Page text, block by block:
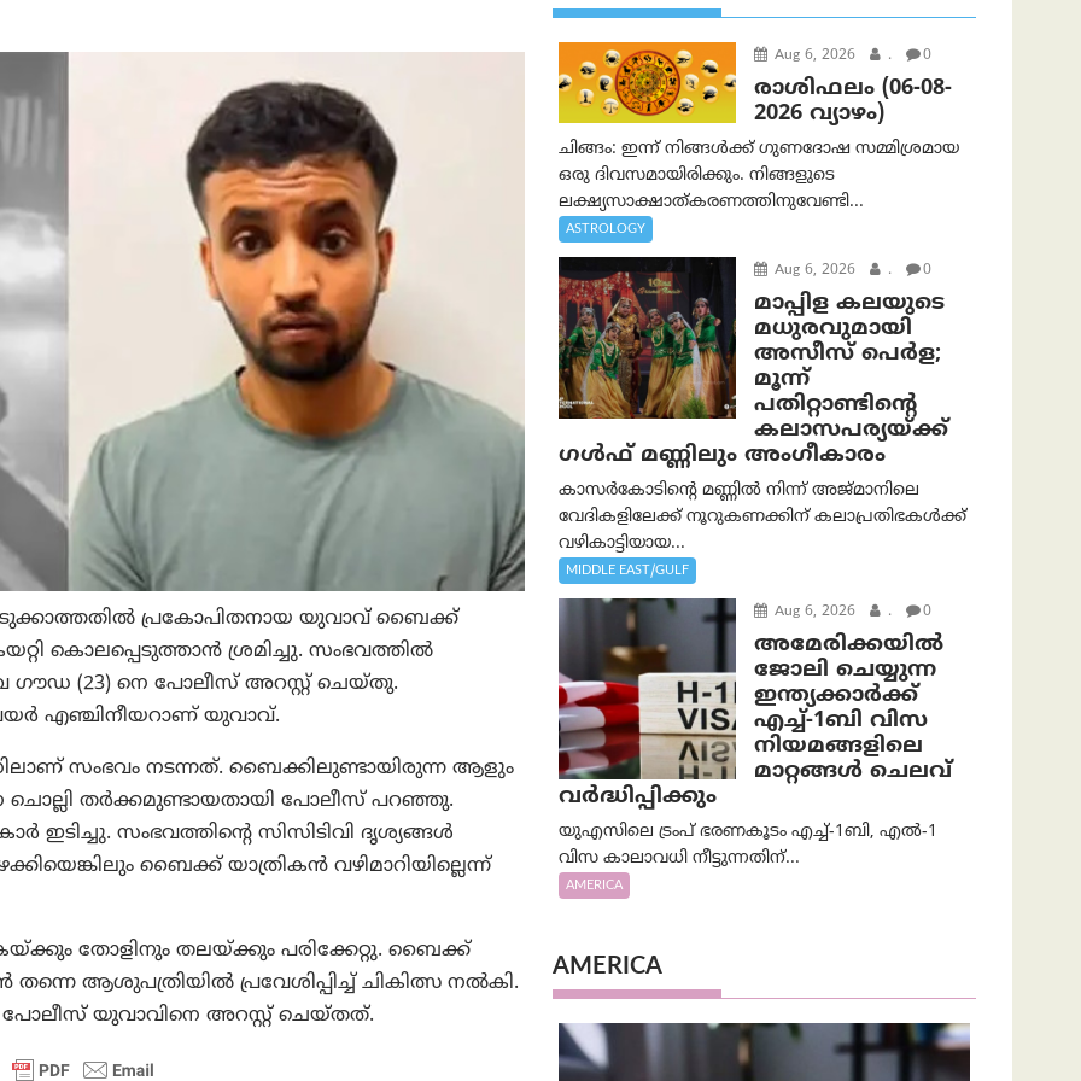
പ്രകോപിതനായ യുവാവ് ബൈക്ക്
കൊലപ്പെടുത്താൻ ശ്രമിച്ചു. സംഭവത്തിൽ
(23) നെ പോലീസ് അറസ്റ്റ് ചെയ്തു.
എഞ്ചിനീയറാണ് യുവാവ്.
സംഭവം നടന്നത്. ബൈക്കിലുണ്ടായിരുന്ന ആളും
ചൊല്ലി തർക്കമുണ്ടായതായി പോലീസ് പറഞ്ഞു.
സംഭവത്തിന്റെ സിസിടിവി ദൃശ്യങ്ങൾ
ബൈക്ക് യാത്രികൻ വഴിമാറിയില്ലെന്ന്
തോളിനും തലയ്ക്കും പരിക്കേറ്റു. ബൈക്ക്
ആശുപത്രിയിൽ പ്രവേശിപ്പിച്ച് ചികിത്സ നൽകി.
പോലീസ് യുവാവിനെ അറസ്റ്റ് ചെയ്തത്.
Aug 6, 2026 . 0
രാശിഫലം (06-08-
2026 വ്യാഴം)
ചിങ്ങം: ഇന്ന് നിങ്ങൾക്ക് ഗുണദോഷ സമ്മിശ്രമായ
ഒരു ദിവസമായിരിക്കും. നിങ്ങളുടെ
ലക്ഷ്യസാക്ഷാത്കരണത്തിനുവേണ്ടി...
ASTROLOGY
Aug 6, 2026 . 0
മാപ്പിള കലയുടെ
മധുരവുമായി
അസീസ് പെർള;
മൂന്ന്
പതിറ്റാണ്ടിന്റെ
കലാസപര്യയ്ക്ക്
ഗൾഫ് മണ്ണിലും അംഗീകാരം
കാസർകോടിന്റെ മണ്ണിൽ നിന്ന് അജ്മാനിലെ
വേദികളിലേക്ക് നൂറുകണക്കിന് കലാപ്രതിഭകൾക്ക്
വഴികാട്ടിയായ...
MIDDLE EAST/GULF
Aug 6, 2026 . 0
അമേരിക്കയില്‍
ജോലി ചെയ്യുന്ന
ഇന്ത്യക്കാർക്ക്
എച്ച്-1ബി വിസ
നിയമങ്ങളിലെ
മാറ്റങ്ങൾ ചെലവ്
വർദ്ധിപ്പിക്കും
യുഎസിലെ ട്രംപ് ഭരണകൂടം എച്ച്-1ബി, എൽ-1
വിസ കാലാവധി നീട്ടുന്നതിന്...
AMERICA
AMERICA